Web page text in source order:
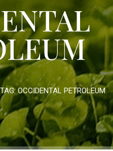
OCCIDENTAL PETROLEUM